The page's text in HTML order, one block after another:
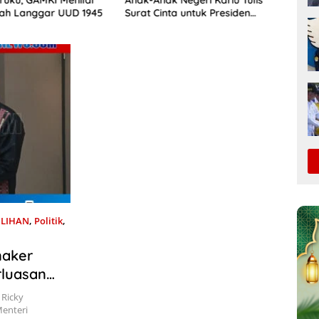
untuk Presiden
Proses Hukum Kasus Kariu
, Politik,